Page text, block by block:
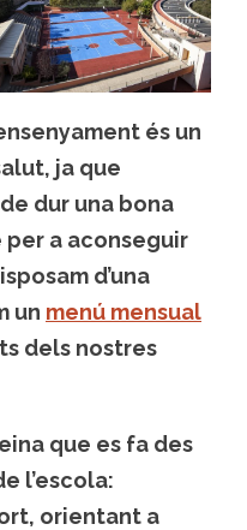
és un
ja que
dur una bona
a aconseguir
d’una
un menú mensual
dels nostres
que es fa des
l’escola:
orientant a